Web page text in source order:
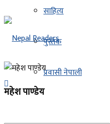
साहित्य
पुस्तक
प्रवासी नेपाली
महेश पाण्डेय